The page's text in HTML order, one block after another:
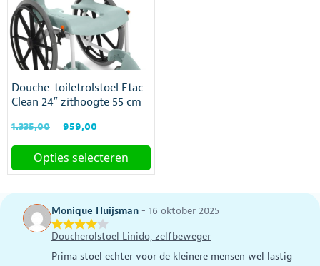
Douche-toiletrolstoel Etac
Clean 24″ zithoogte 55 cm
1.335,00
Oorspronkelijke
was:
€1.335,00.
959,00
is:
€959,00.
Opties selecteren
Dit
product
heeft
meerdere
variaties.
Monique Huijsman - 16 oktober 2025
Doucherolstoel Linido, zelfbeweger
Prima stoel echter voor de kleinere mensen wel lastig